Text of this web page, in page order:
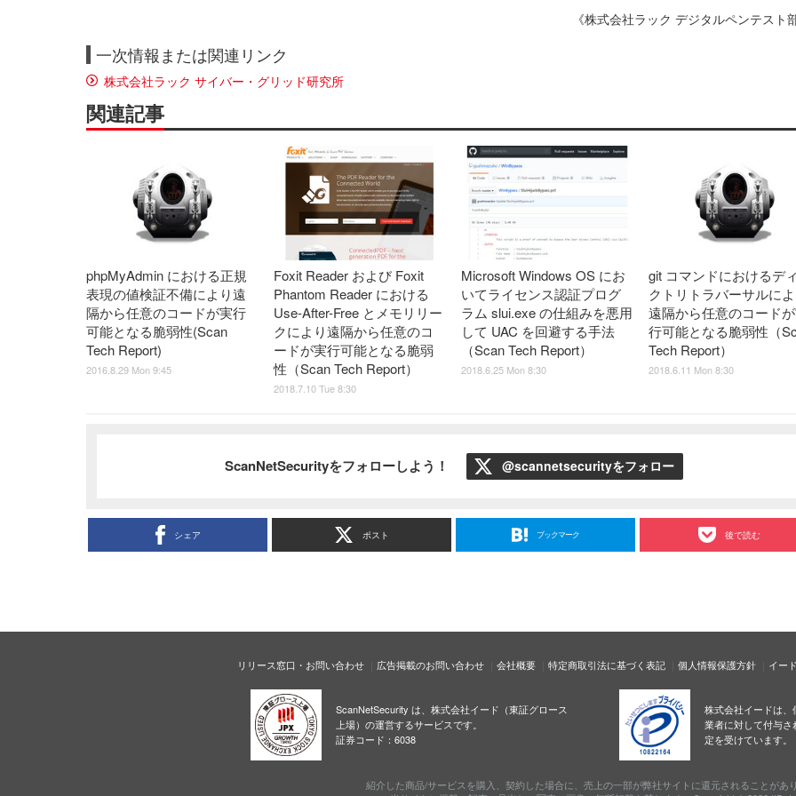
《株式会社ラック デジタルペンテスト
一次情報または関連リンク
株式会社ラック サイバー・グリッド研究所
関連記事
phpMyAdmin における正規
表現の値検証不備により遠
隔から任意のコードが実行
可能となる脆弱性(Scan
Tech Report)
2016.8.29 Mon 9:45
Foxit Reader および Foxit
Phantom Reader における
Use-After-Free とメモリリー
クにより遠隔から任意のコ
ードが実行可能となる脆弱
性（Scan Tech Report）
2018.7.10 Tue 8:30
Microsoft Windows OS にお
いてライセンス認証プログ
ラム slui.exe の仕組みを悪用
して UAC を回避する手法
（Scan Tech Report）
2018.6.25 Mon 8:30
git コマンドにおけるデ
クトリトラバーサルによ
遠隔から任意のコード
行可能となる脆弱性（
Tech Report）
2018.6.11 Mon 8:30
ScanNetSecurityをフォローしよう！ @scannetsecurityをフォロー
シェア ポスト ブックマーク 後で読む
リリース窓口・お問い合わせ 広告掲載のお問い合わせ 会社概要 特定商取引法に基づく表記 個人情報保護方針 イー
ScanNetSecurity は、株式会社イード（東証グロース
上場）の運営するサービスです。
証券コード：6038
株式会社イードは
業者に対して付与
定を受けています。
紹介した商品/サービスを購入、契約した場合に、売上の一部が弊社サイトに還元されることがあり